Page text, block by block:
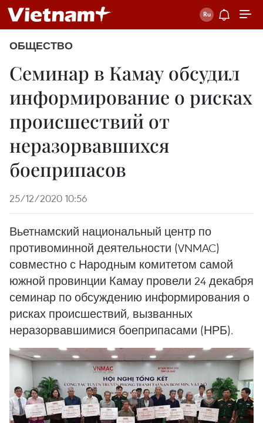
ОБЩЕСТВО
Семинар в Камау обсудил
информирование о рисках
происшествий от
неразорвавшихся
боеприпасов
25/12/2020 10:56
Вьетнамский национальный центр по
противоминной деятельности (VNMAC)
совместно с Народным комитетом самой
южной провинции Камау провели 24 декабря
семинар по обсуждению информирования о
рисках происшествий, вызванных
неразорвавшимися боеприпасами (НРБ).